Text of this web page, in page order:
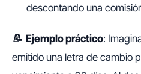
descontando una
📝 Ejemplo práctico:
emitido una letra de cambio